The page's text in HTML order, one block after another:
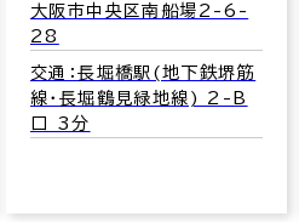
大阪市中央区南船場4-8-6
交通：心斎橋駅(地下鉄御堂
筋線･長堀鶴見緑地線) 3番
口 4分